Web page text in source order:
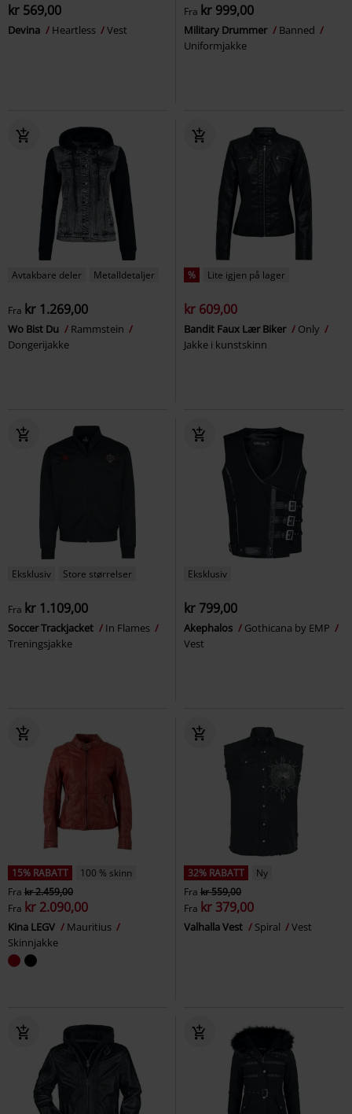
kr 569,00
Devina Heartless Vest
Fra kr 999,00
Military Drummer
Banned
Uniformjakke
Avtakbare deler Metalldetaljer
Fra kr 1.269,00
Wo Bist Du
Rammstein
Dongerijakke
% Lite igjen på lager
kr 609,00
Bandit Faux Lær Biker
Only
Jakke i kunstskinn
Eksklusiv Store størrelser
Fra kr 1.109,00
Soccer Trackjacket
In Flames
Treningsjakke
Eksklusiv
kr 799,00
Akephalos
Gothicana by EMP
Vest
15% RABATT
100 % skinn
Fra kr 2.459,00
Fra kr 2.090,00
Kina LEGV
Mauritius
Skinnjakke
32% RABATT
Ny
Fra kr 559,00
Fra kr 379,00
Valhalla Vest Spiral Vest